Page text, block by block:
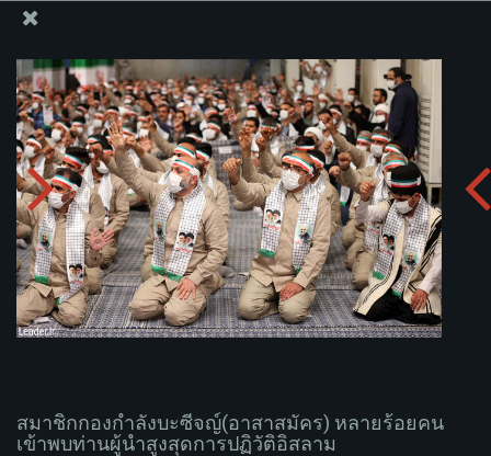
สมาชิกกองกำลังบะซีจญ์(อาสาสมัคร) หลายร้อยคน เข้า
พบท่านผู้นำสูงสุดการปฏิวัติอิสลาม
อัพโหลดอัลบั่ม:
สมาชิกกองกำลังบะซีจญ์(อาสาสมัคร) หลายร้อยคน
เข้าพบท่านผู้นำสูงสุดการปฏิวัติอิสลาม